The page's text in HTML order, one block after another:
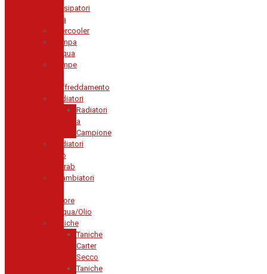
Dissipatori
Aria
Intercooler
Pompa
Acqua
Pompe
Raffreddamento
Radiatori
Radiatori
a
Campione
Radiatori
Olio
Setrab
Scambiatori
Calore
Acqua/Olio
Taniche
Taniche
Carter
Secco
Taniche